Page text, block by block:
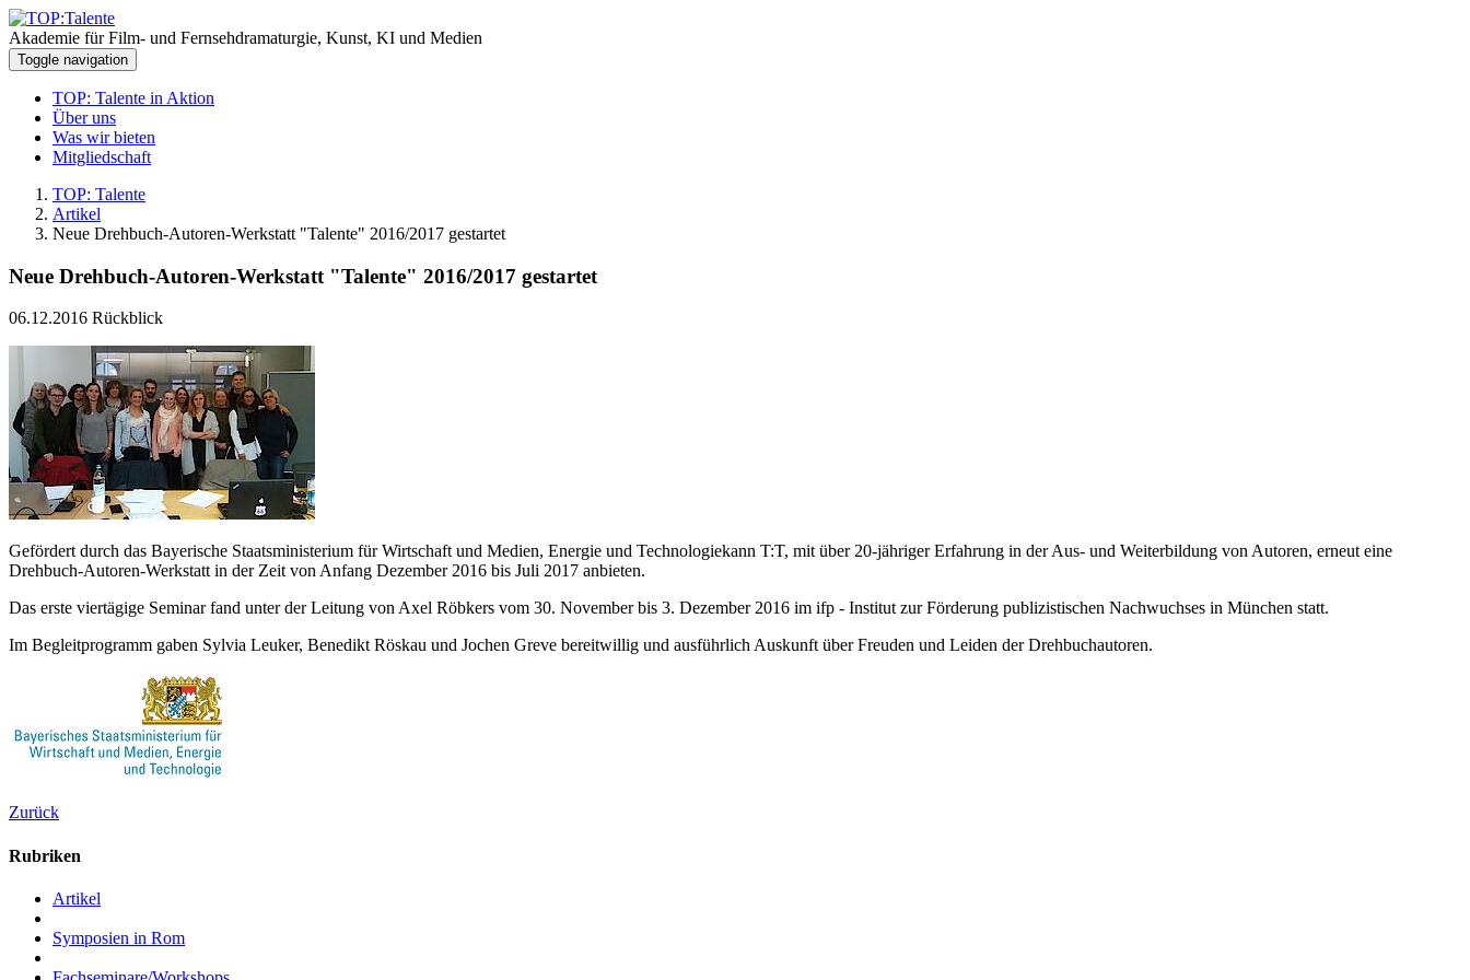
Akademie für Film- und Fernsehdramaturgie, Kunst, KI und Medien
Toggle navigation
TOP: Talente in Aktion
Über uns
Was wir bieten
Mitgliedschaft
TOP: Talente
Artikel
Neue Drehbuch-Autoren-Werkstatt "Talente" 2016/2017 gestartet
Neue Drehbuch-Autoren-Werkstatt "Talente" 2016/2017 gestartet
06.12.2016 Rückblick
Gefördert durch das Bayerische Staatsministerium für Wirtschaft und Medien, Energie und Technologiekann T:T, mit über 20-jähriger Erfahrung in der Aus- und Weiterbildung von Autoren, erneut eine
Drehbuch-Autoren-Werkstatt in der Zeit von Anfang Dezember 2016 bis Juli 2017 anbieten.
Das erste viertägige Seminar fand unter der Leitung von Axel Röbkers vom 30. November bis 3. Dezember 2016 im ifp - Institut zur Förderung publizistischen Nachwuchses in München statt.
Im Begleitprogramm gaben Sylvia Leuker, Benedikt Röskau und Jochen Greve bereitwillig und ausführlich Auskunft über Freuden und Leiden der Drehbuchautoren.
Zurück
Rubriken
Artikel
Symposien in Rom